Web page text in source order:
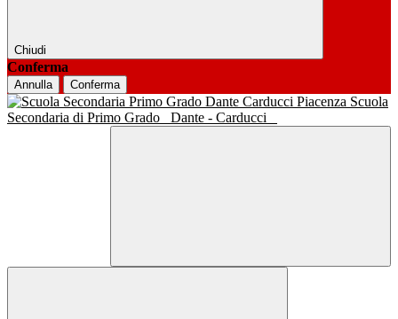
Chiudi
Conferma
Annulla Conferma
Scuola
Secondaria di Primo Grado
Dante - Carducci